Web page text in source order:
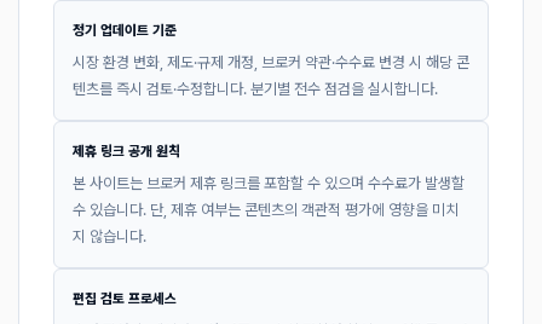
정기 업데이트 기준
시장 환경 변화, 제도·규제 개정, 브로커 약관·수수료 변경 시 해당 콘
텐츠를 즉시 검토·수정합니다. 분기별 전수 점검을 실시합니다.
제휴 링크 공개 원칙
본 사이트는 브로커 제휴 링크를 포함할 수 있으며 수수료가 발생할
수 있습니다. 단, 제휴 여부는 콘텐츠의 객관적 평가에 영향을 미치
지 않습니다.
편집 검토 프로세스